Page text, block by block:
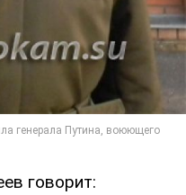
говорит: